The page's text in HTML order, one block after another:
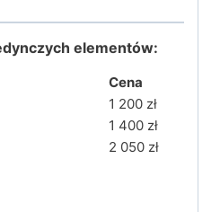
elementów:
Cena
1 200 zł
1 400 zł
2 050 zł